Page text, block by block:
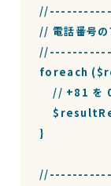
// 電話番号の
foreach
// +81
}